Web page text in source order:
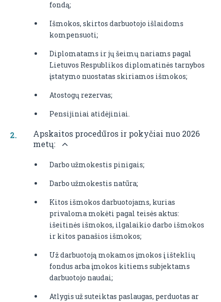
fondą;
Išmokos, skirtos darbuotojo išlaidoms
kompensuoti;
Diplomatams ir jų šeimų nariams pagal
Lietuvos Respublikos diplomatinės tarnybos
įstatymo nuostatas skiriamos išmokos;
Atostogų rezervas;
Pensijiniai atidėjiniai.
Apskaitos procedūros ir pokyčiai nuo 2026
metų:
Darbo užmokestis pinigais;
Darbo užmokestis natūra;
Kitos išmokos darbuotojams, kurias
privaloma mokėti pagal teisės aktus:
išeitinės išmokos, ilgalaikio darbo išmokos
ir kitos panašios išmokos;
Už darbuotoją mokamos įmokos į išteklių
fondus arba įmokos kitiems subjektams
darbuotojo naudai;
Atlygis už suteiktas paslaugas, perduotas ar